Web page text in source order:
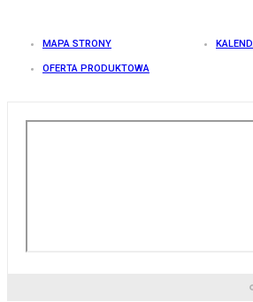
MAPA STRONY
OFERTA PRODUKTOWA